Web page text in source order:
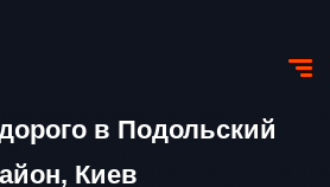
в Подольский
Киев